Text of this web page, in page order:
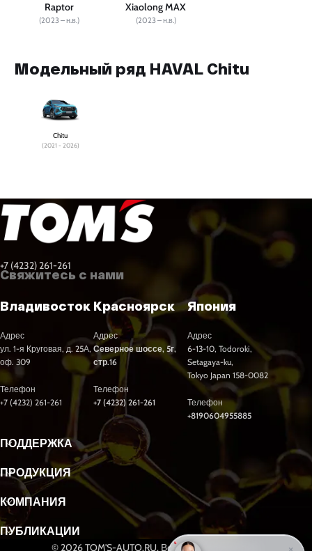
Raptor
(2023 – н.в.)
Xiaolong MAX
(2023 – н.в.)
Модельный ряд HAVAL Chitu
Chitu
(2021 - 2026)
+7 (4232) 261-261
Свяжитесь с нами
Владивосток
Адрес
ул. 1-я Круговая, д. 25А,
оф. 309
Телефон
+7 (4232) 261-261
Красноярск
Адрес
Северное шоссе, 5г,
стр.16
Телефон
+7 (4232) 261-261
Япония
Адрес
6-13-10, Todoroki,
Setagaya-ku,
Tokyo Japan 158-0082
Телефон
+8190604955885
ПОДДЕРЖКА
ПРОДУКЦИЯ
КОМПАНИЯ
ПУБЛИКАЦИИ
© 2026 TOM'S-AUTO.RU. Все права защищены.